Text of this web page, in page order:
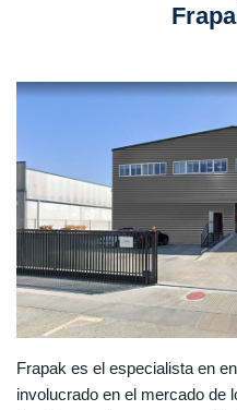
Frapak es el especialista en
involucrado en el mercado de